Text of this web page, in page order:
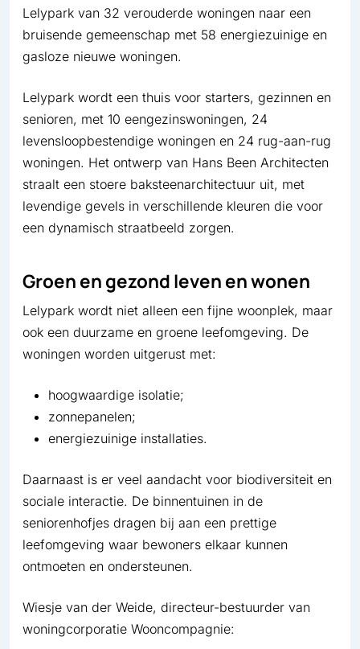
Lelypark van 32 verouderde woningen naar een
bruisende gemeenschap met 58 energiezuinige en
gasloze nieuwe woningen.
Lelypark wordt een thuis voor starters, gezinnen en
senioren, met 10 eengezinswoningen, 24
levensloopbestendige woningen en 24 rug-aan-rug
woningen. Het ontwerp van Hans Been Architecten
straalt een stoere baksteenarchitectuur uit, met
levendige gevels in verschillende kleuren die voor
een dynamisch straatbeeld zorgen.
Groen en gezond leven en wonen
Lelypark wordt niet alleen een fijne woonplek, maar
ook een duurzame en groene leefomgeving. De
woningen worden uitgerust met:
hoogwaardige isolatie;
zonnepanelen;
energiezuinige installaties.
Daarnaast is er veel aandacht voor biodiversiteit en
sociale interactie. De binnentuinen in de
seniorenhofjes dragen bij aan een prettige
leefomgeving waar bewoners elkaar kunnen
ontmoeten en ondersteunen.
Wiesje van der Weide, directeur-bestuurder van
woningcorporatie Wooncompagnie: